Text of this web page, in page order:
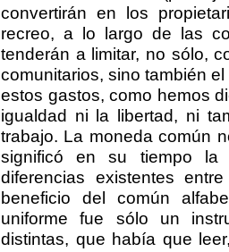
convertirán en los
recreo, a lo largo de las
tenderán a limitar, no sólo,
comunitarios, sino también
estos gastos, como hemos
igualdad ni la libertad, ni
trabajo. La moneda común
significó en su tiempo la
diferencias existentes
beneficio del común
uniforme fue sólo un
distintas, que había que